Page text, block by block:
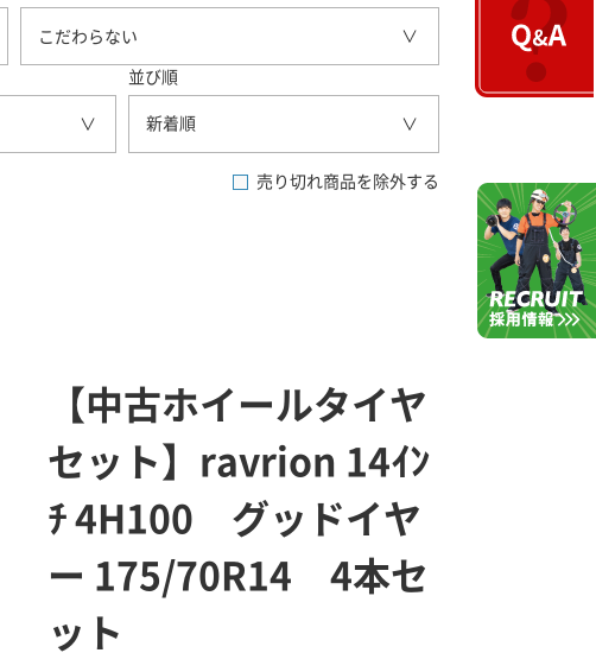
こだわらない
並び順
新着順
売り切れ商品を除外する
【中古ホイールタイヤ
セット】ravrion 14ｲﾝ
ﾁ 4H100 グッドイヤ
ー 175/70R14 4本セ
ット